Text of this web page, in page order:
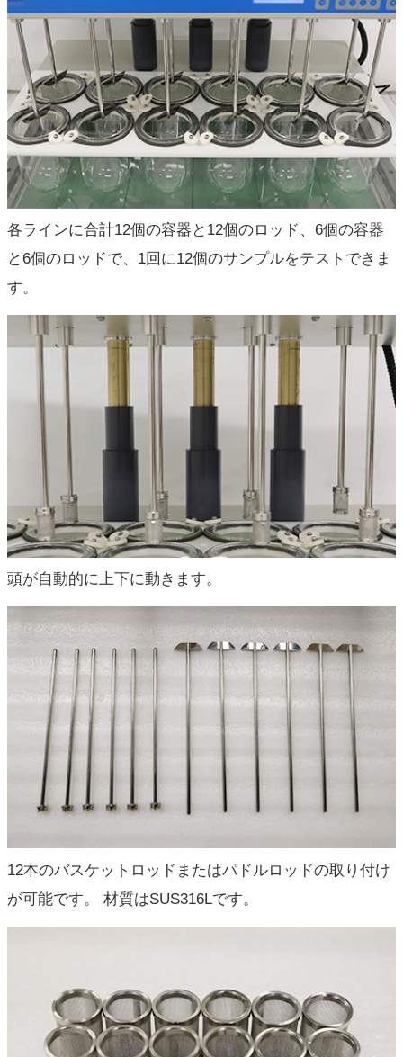
各ラインに合計12個の容器と12個のロッド、6個の容器
と6個のロッドで、1回に12個のサンプルをテストできま
す。
頭が自動的に上下に動きます。
12本のバスケットロッドまたはパドルロッドの取り付け
が可能です。 材質はSUS316Lです。